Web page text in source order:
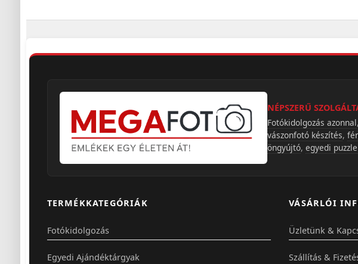
NÉPSZERŰ
Fotókidolgozás azonnal,
vászonfotó készítés,
öngyújtó, egyedi
TERMÉKKATEGÓRIÁK
Fotókidolgozás
Egyedi Ajándéktárgyak
VÁSÁRLÓI
Üzletünk &
Szállítás &